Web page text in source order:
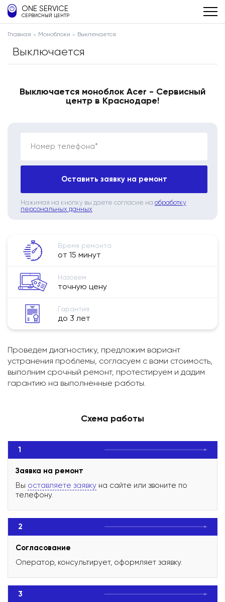
ONE SERVICE
СЕРВИСНЫЙ ЦЕНТР
Главная Моноблоки Выключается
Выключается
Выключается моноблок Acer - Сервисный
центр в Краснодаре!
Номер телефона*
Оставить заявку на ремонт
Нажимая на кнопку вы даете согласие на обработку
персональных данных
Время ремонта
от 15 минут
Назовем
точную цену
Гарантия
до 3 лет
Проведем диагностику, предложим вариант
устранения проблемы, согласуем с вами стоимость,
выполним срочный ремонт, протестируем и дадим
гарантию на выполненные работы.
Схема работы
1
Заявка на ремонт
Вы оставляете заявку на сайте или звоните по
телефону.
2
Согласование
Оператор, консультирует, оформляет заявку.
3